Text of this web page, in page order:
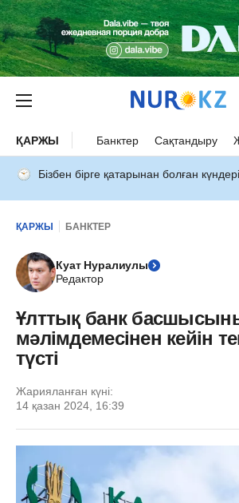
ҚАРЖЫ Банктер Сақтандыру
Бізбен бірге қатарынан болған
ҚАРЖЫ БАНКТЕР
Куат Нуралиулы
Редактор
Ұлттық банк
мәлімдемесінен кейін
түсті
Жарияланған күні:
14 қазан 2024, 16:39